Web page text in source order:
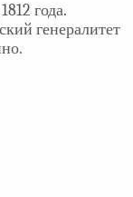
года.
генералитет